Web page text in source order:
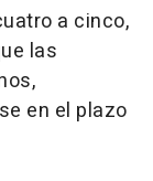
a cinco,
las
en el plazo